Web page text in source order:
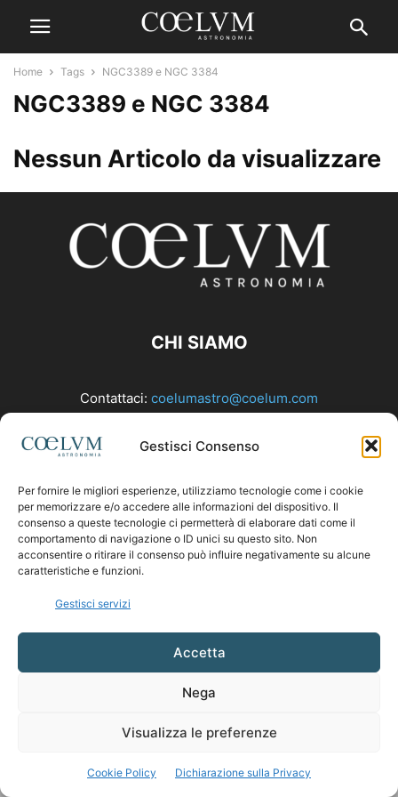
Gestisci Consenso
Per fornire le migliori esperienze, utilizziamo tecnologie come i cookie
per memorizzare e/o accedere alle informazioni del dispositivo. Il
consenso a queste tecnologie ci permetterà di elaborare dati come il
comportamento di navigazione o ID unici su questo sito. Non
acconsentire o ritirare il consenso può influire negativamente su alcune
caratteristiche e funzioni.
Gestisci servizi
Accetta
Nega
Visualizza le preferenze
Cookie Policy Dichiarazione sulla Privacy
Home Tags NGC3389 e NGC 3384
NGC3389 e NGC 3384
Nessun Articolo da visualizzare
CHI SIAMO
Contattaci: coelumastro@coelum.com
SEGUICI